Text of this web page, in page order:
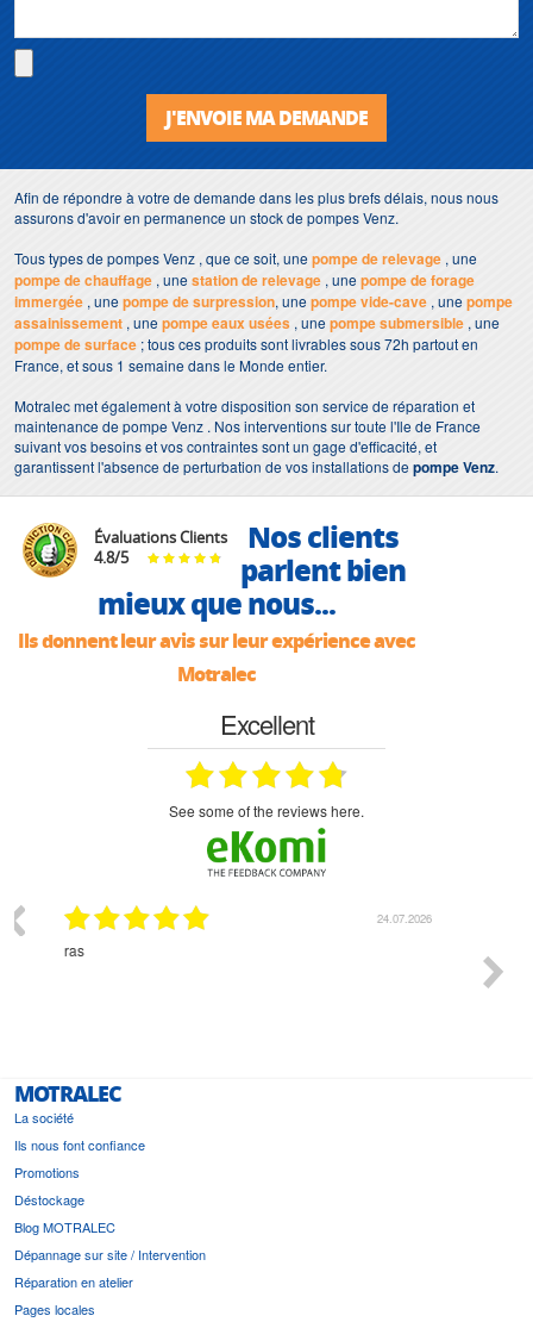
J'ENVOIE MA DEMANDE
Afin de répondre à votre de demande dans les plus brefs délais, nous nous
assurons d'avoir en permanence un stock de pompes Venz.
Tous types de pompes Venz , que ce soit, unepompe de relevage , une
pompe de chauffage , unestation de relevage , unepompe de forage
immergée , unepompe de surpression, unepompe vide-cave , unepompe
assainissement , unepompe eaux usées , unepompe submersible , une
pompe de surface ; tous ces produits sont livrables sous 72h partout en
France, et sous 1 semaine dans le Monde entier.
Motralec met également à votre disposition son service de réparation et
maintenance de pompe Venz . Nos interventions sur toute l'Ile de France
suivant vos besoins et vos contraintes sont un gage d'efficacité, et
garantissent l'absence de perturbation de vos installations depompe Venz.
Évaluations Clients
4.8/5
Nos clients
parlent bien
mieux que nous...
Ils donnent leur avis sur leur expérience avec
Motralec
Excellent
see some of the reviews here.
18.07.2026
Monsieur Delhaye est une personne disponible, à
MOTRALEC
La société
Ils nous font confiance
Promotions
Déstockage
Blog MOTRALEC
Dépannage sur site / Intervention
Réparation en atelier
Pages locales